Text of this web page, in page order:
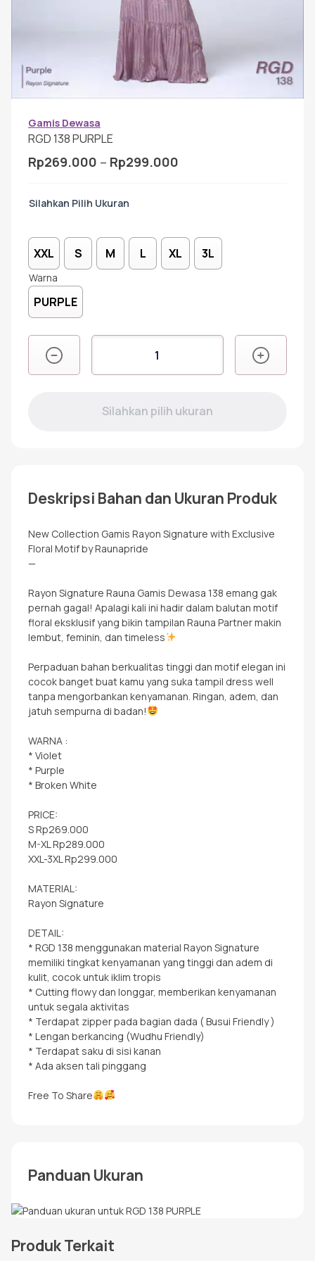
Gamis Anak-anak
Baju Koko Anak
Hijab
Tunik
Gamis Dewasa
RGD 138 PURPLE
Rp269.000 – Rp299.000
Rp299.000
Ukuran
XXL S M L XL 3L
Warna
PURPLE
RGD
Deskripsi Bahan dan Ukuran Produk
New Collection Gamis Rayon Signature with Exclusive
Floral Motif by Raunapride
—
Rayon Signature Rauna Gamis Dewasa 138 emang gak
pernah gagal! Apalagi kali ini hadir dalam balutan motif
floral eksklusif yang bikin tampilan Rauna Partner makin
lembut, feminin, dan timeless
Perpaduan bahan berkualitas tinggi dan motif elegan ini
cocok banget buat kamu yang suka tampil dress well
tanpa mengorbankan kenyamanan. Ringan, adem, dan
jatuh sempurna di badan!
WARNA :
* Violet
* Purple
* Broken White
PRICE:
S Rp269.000
M-XL Rp289.000
XXL-3XL Rp299.000
MATERIAL:
Rayon Signature
DETAIL:
* RGD 138 menggunakan material Rayon Signature
memiliki tingkat kenyamanan yang tinggi dan adem di
kulit, cocok untuk iklim tropis
* Cutting flowy dan longgar, memberikan kenyamanan
untuk segala aktivitas
* ⁠Terdapat zipper pada bagian dada ( Busui Friendly )
* ⁠Lengan berkancing (Wudhu Friendly)
* Terdapat saku di sisi kanan
* Ada aksen tali pinggang
Free To Share
Panduan Ukuran
Produk Terkait